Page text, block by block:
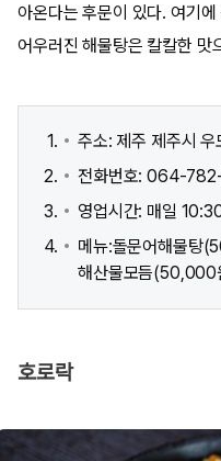
아온다는 후문이 있다. 여기
어우러진 해물탕은 칼칼한 맛
주소: 제주 제주시
전화번호: 064-
영업시간: 매일
메뉴:돌문어해물탕
해산물모듬(50,000
호로락